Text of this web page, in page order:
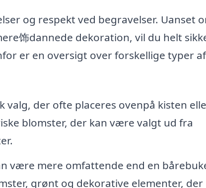
og respekt ved begravelser. Uanset
饰dannede dekoration, vil du helt
er en oversigt over forskellige typer af
valg, der ofte placeres ovenpå kisten
blomster, der kan være valgt ud fra
være mere omfattende end en
grønt og dekorative elementer, der